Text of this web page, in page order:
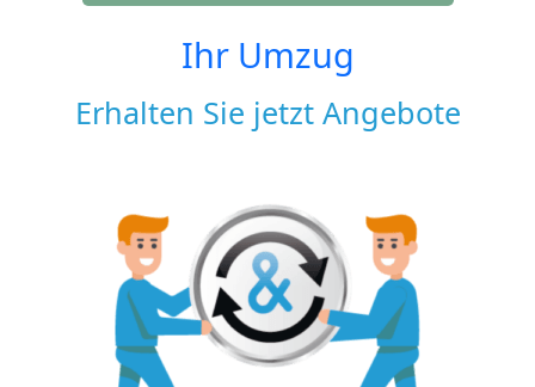
Ihr Umzug
Erhalten Sie jetzt Angebote